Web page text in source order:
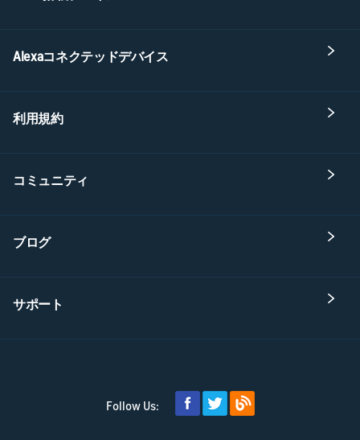
Alexaコネクテッドデバイス
利用規約
コミュニティ
ブログ
サポート
Follow Us: